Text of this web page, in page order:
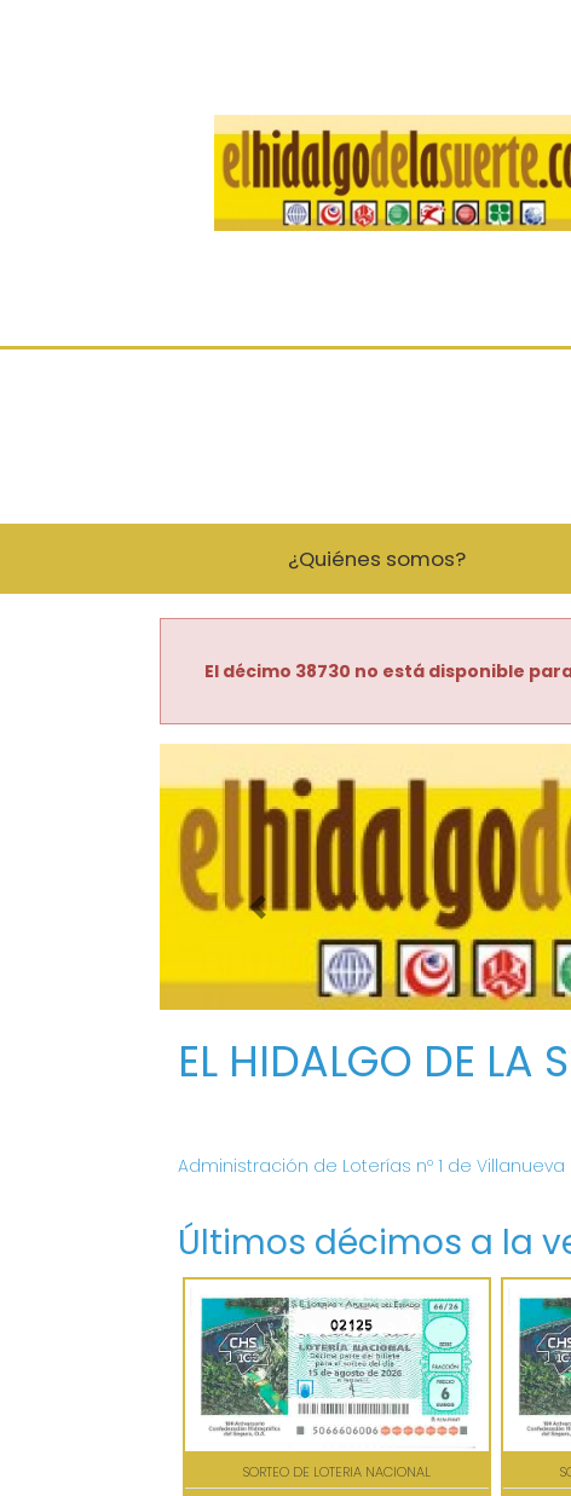
¿Quiénes somos?
El décimo 38730 no está disponible
Imagen anterior
EL HIDALGO DE LA
Administración de Loterías nº 1 de
Últimos décimos a la
02125
SORTEO DE LOTERIA NACIONAL